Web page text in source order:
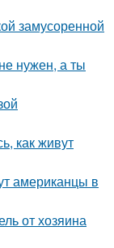
замусоренной
нужен, а ты
как живут
американцы в
от хозяина